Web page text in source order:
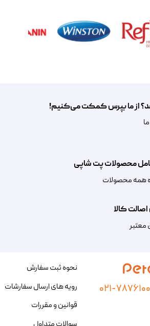
کالا
معتبر​​​​​​​
محصولات پت شاپی
همه محصولات
از ما بپرس کمکت می‌کنیم!
۷۸۷۶۱۰۰۰
نحوه ثبت سفارش
رویه های ارسال سفارشات
قوانین و مقررات